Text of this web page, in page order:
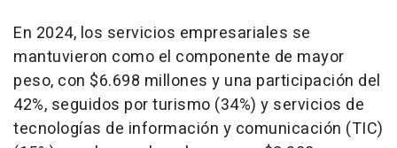
En 2024, los servicios empresariales se
mantuvieron como el componente de mayor
peso, con $6.698 millones y una participación del
42%, seguidos por turismo (34%) y servicios de
tecnologías de información y comunicación (TIC)